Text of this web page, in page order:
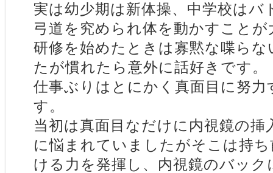
実は幼少期は新体操、中学校はバ
弓道を究められ体を動かすこと
研修を始めたときは寡黙な喋ら
たが慣れたら意外に話好きです。
仕事ぶりはとにかく真面目に努
す。
当初は真面目なだけに内視鏡の挿
に悩まれていましたがそこは持
ける力を発揮し、内視鏡のバッ